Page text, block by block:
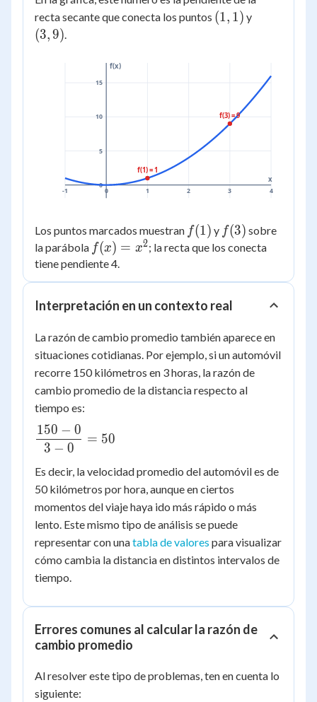
recta secante que conecta los puntos (1,
(1, 1) y
(3,9).
-1 0 1 2 3 4
0
5
10
15
x
f(x)
f(1) = 1
f(3) = 9
Los puntos marcados muestran f(1)
f(1) y f(3)
f(3) sobre
la parábola f(x)
=
x^2
f(x) = x2; la recta que los conecta
tiene pendiente 4.
Interpretación en un contexto real
La razón de cambio promedio también aparece en
situaciones cotidianas. Por ejemplo, si un automóvil
recorre 150 kilómetros en 3 horas, la razón de
cambio promedio de la distancia respecto al
tiempo es:
\dfrac{150
- 0}{3 - 0}
= 50
3 − 0
150 − 0
= 50
Es decir, la velocidad promedio del automóvil es de
50 kilómetros por hora, aunque en ciertos
momentos del viaje haya ido más rápido o más
lento. Este mismo tipo de análisis se puede
representar con unatabla de valores para visualizar
cómo cambia la distancia en distintos intervalos de
tiempo.
Errores comunes al calcular la razón de
cambio promedio
Al resolver este tipo de problemas, ten en cuenta lo
siguiente: